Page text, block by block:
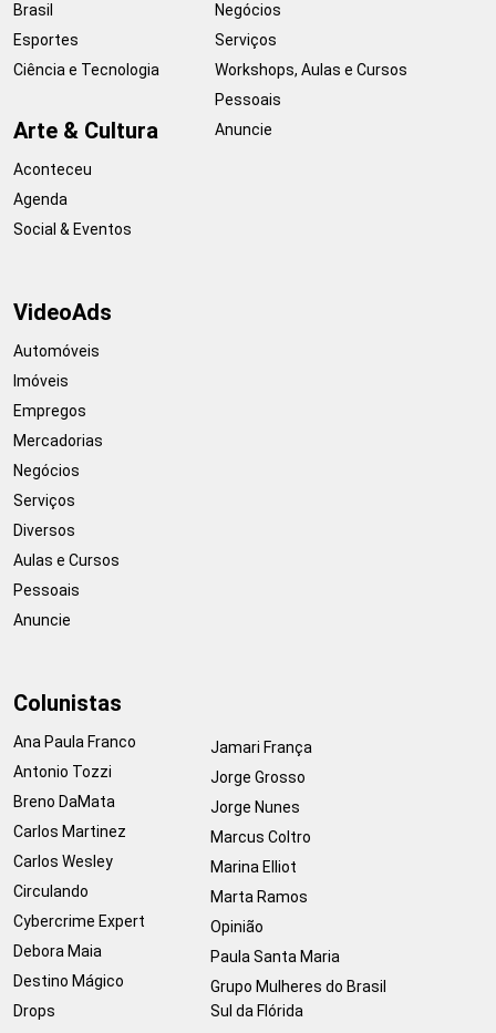
Brasil
Esportes
Ciência e Tecnologia
Arte & Cultura
Aconteceu
Agenda
Social & Eventos
Negócios
Serviços
Workshops, Aulas e Cursos
Pessoais
Anuncie
VideoAds
Automóveis
Imóveis
Empregos
Mercadorias
Negócios
Serviços
Diversos
Aulas e Cursos
Pessoais
Anuncie
Colunistas
Ana Paula Franco
Antonio Tozzi
Breno DaMata
Carlos Martinez
Carlos Wesley
Circulando
Cybercrime Expert
Debora Maia
Destino Mágico
Drops
Jamari França
Jorge Grosso
Jorge Nunes
Marcus Coltro
Marina Elliot
Marta Ramos
Opinião
Paula Santa Maria
Grupo Mulheres do Brasil
Sul da Flórida